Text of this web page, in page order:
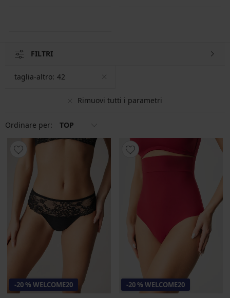
FILTRI
Rimuovi tutti i parametri
taglia-altro: 42
Ordinare per: TOP
-20 % WELCOME20 -20 % WELCOME20